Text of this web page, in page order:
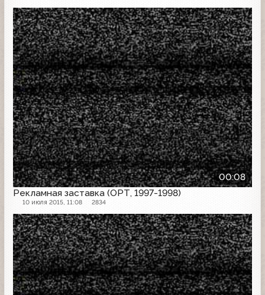
00:08
Рекламная заставка (ОРТ, 1997-1998)
10 июля 2015, 11:08 2834
Рекламная заставка
Рекламная заставка